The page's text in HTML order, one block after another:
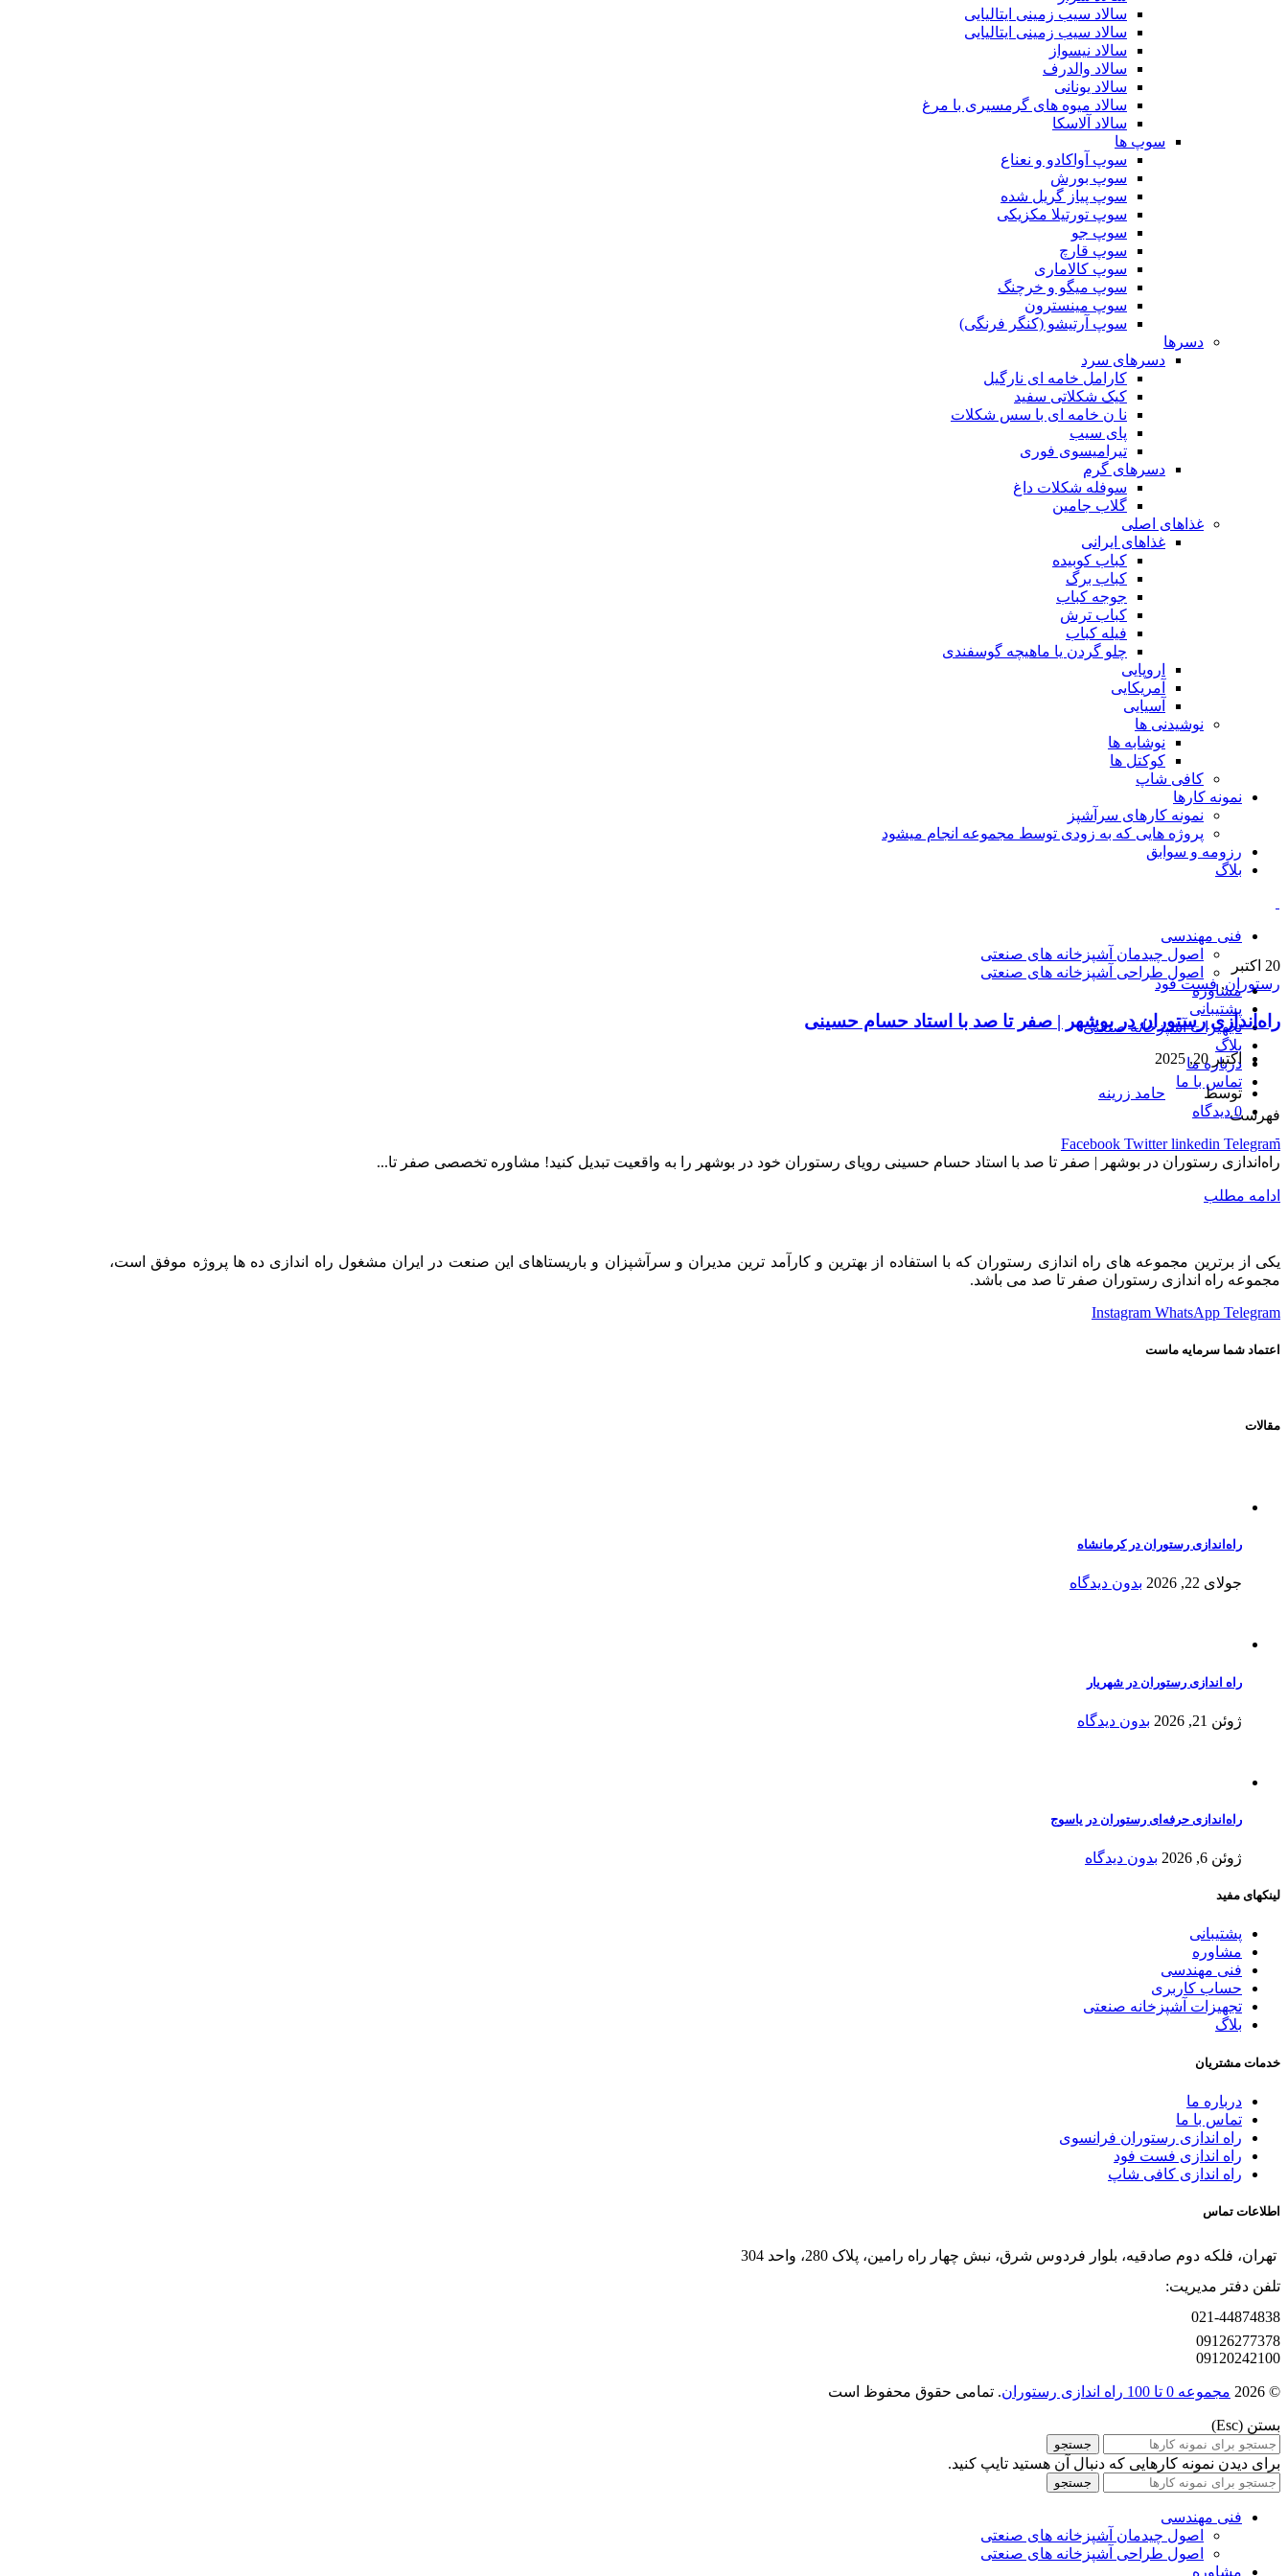
سالاد سیب زمینی ایتالیایی
سالاد سیب زمینی ایتالیایی
سالاد نیسواز
سالاد والدرف
سالاد یونانی
سالاد میوه های گرمسیری با مرغ
سالاد آلاسکا
سوپ ها
سوپ آواکادو و نعناع
سوپ بورش
سوپ پیاز گریل شده
سوپ تورتیلا مکزیکی
سوپ جو
سوپ قارچ
سوپ کالاماری
سوپ میگو و خرچنگ
سوپ مینسترون
سوپ آرتیشو (کنگر فرنگی)
دسرها
دسرهای سرد
کارامل خامه ای نارگیل
کیک شکلاتی سفید
نا ن خامه ای با سس شکلات
پای سیب
تیرامیسوی فوری
دسرهای گرم
سوفله شکلات داغ
گلاب جامین
غذاهای اصلی
غذاهای ایرانی
کباب کوبیده
کباب برگ
جوجه کباب
کباب ترش
فیله کباب
چلو گردن یا ماهیچه گوسفندی
اروپایی
آمریکایی
آسیایی
نوشیدنی ها
نوشابه ها
کوکتل ها
کافی شاپ
نمونه کارها
نمونه کارهای سرآشپز
پروژه هایی که به زودی توسط مجموعه انجام میشود
رزومه و سوابق
بلاگ
فنی مهندسی
اصول چیدمان آشپزخانه های صنعتی
اصول طراحی آشپزخانه های صنعتی
مشاوره
پشتیبانی
تجهیزات آشپزخانه صنعتی
بلاگ
درباره ما
تماس با ما
فهرست
20 اکتبر
رستوران,فست فود
راه‌اندازی رستوران در بوشهر | صفر تا صد با استاد حسام حسینی
اکتبر 20, 2025
توسط
حامد زرینه
0 دیدگاه
Facebook Twitter linkedin Telegram
راه‌اندازی رستوران در بوشهر | صفر تا صد با استاد حسام حسینی رویای رستوران خود در بوشهر را به واقعیت تبدیل کنید! مشاوره تخصصی صفر تا...
ادامه مطلب
یکی از برترین مجموعه های راه اندازی رستوران که با استفاده از بهترین و کارآمد ترین مدیران و سرآشپزان و باریستاهای این صنعت در ایران مشغول راه اندازی ده ها پروژه موفق است،
مجموعه راه اندازی رستوران صفر تا صد می باشد.
Instagram WhatsApp Telegram
اعتماد شما سرمایه ماست
مقالات
راه‌اندازی رستوران در کرمانشاه
جولای 22, 2026 بدون دیدگاه
راه اندازی رستوران در شهریار
ژوئن 21, 2026 بدون دیدگاه
راه‌اندازی حرفه‌ای رستوران در یاسوج
ژوئن 6, 2026 بدون دیدگاه
لینکهای مفید
پشتیبانی
مشاوره
فنی مهندسی
حساب کاربری
تجهیزات آشپزخانه صنعتی
بلاگ
خدمات مشتریان
درباره ما
تماس با ما
راه اندازی رستوران فرانسوی
راه اندازی فست فود
راه اندازی کافی شاپ
اطلاعات تماس
تهران، فلکه دوم صادقیه، بلوار فردوس شرق، نبش چهار راه رامین، پلاک 280، واحد 304
تلفن دفتر مدیریت:
021-44874838
09126277378
09120242100
© 2026 مجموعه 0 تا 100 راه اندازی رستوران . تمامی حقوق محفوظ است
بستن (Esc)
جستجو
برای دیدن نمونه کارهایی که دنبال آن هستید تایپ کنید.
جستجو
فنی مهندسی
اصول چیدمان آشپزخانه های صنعتی
اصول طراحی آشپزخانه های صنعتی
مشاوره